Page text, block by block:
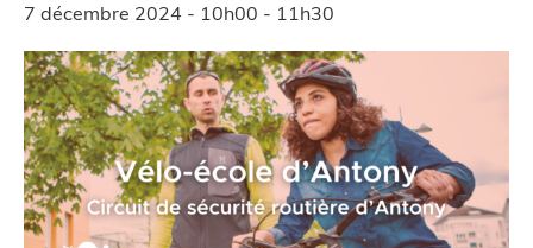
7 décembre 2024 - 10h00 - 11h30